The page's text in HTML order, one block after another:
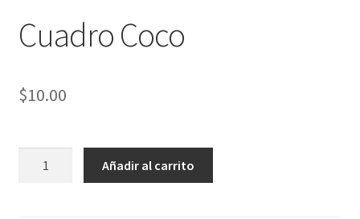
Cuadro Coco
$10.00
Añadir al carrito